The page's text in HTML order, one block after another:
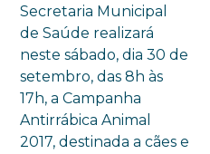
Secretaria Municipal
de Saúde realizará
neste sábado, dia 30 de
setembro, das 8h às
17h, a Campanha
Antirrábica Animal
2017, destinada a cães e